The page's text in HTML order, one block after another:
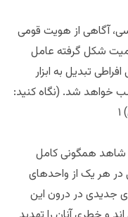
آگاهی از هویت قومی
شکل گرفته عامل
تبدیل به ابزار
شد. (نگاه کنید:
شاهد همگونی کامل
در هر یک از واحدهای
جدیدی در درون این